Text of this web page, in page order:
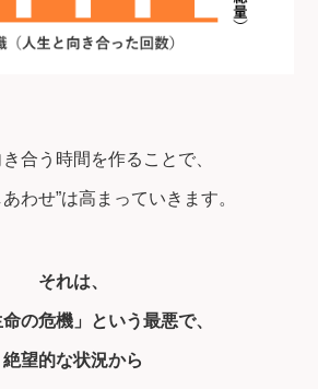
合う時間を作ることで、
わせ”は高まっていきます。
それは、
の危機」という最悪で、
絶望的な状況から